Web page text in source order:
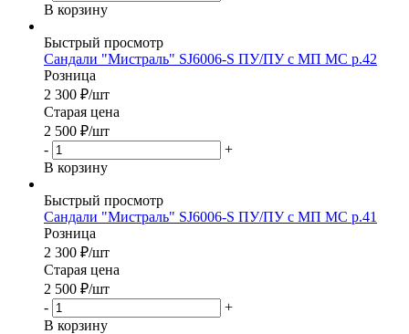
В корзину
Быстрый просмотр
Сандали "Мистраль" SJ6006-S ПУ/ПУ с МП МС р.42
Розница
2 300 ₽/шт
Старая цена
2 500 ₽/шт
-
+
В корзину
Быстрый просмотр
Сандали "Мистраль" SJ6006-S ПУ/ПУ с МП МС р.41
Розница
2 300 ₽/шт
Старая цена
2 500 ₽/шт
-
+
В корзину